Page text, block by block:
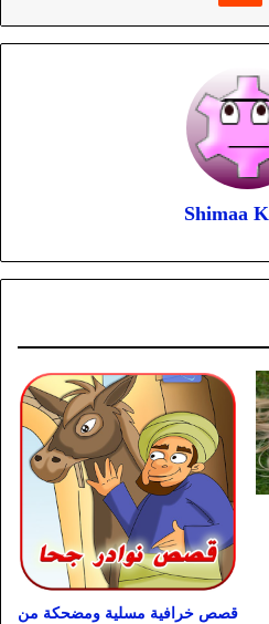
Shimaa
قصص خرافية مسلية ومضحكة من